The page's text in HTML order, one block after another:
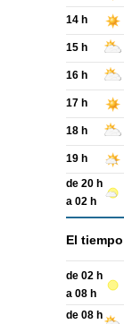
14 h
15 h
16 h
17 h
18 h
19 h
de 20 h
a 02 h
El
de 02 h
a 08 h
de 08 h